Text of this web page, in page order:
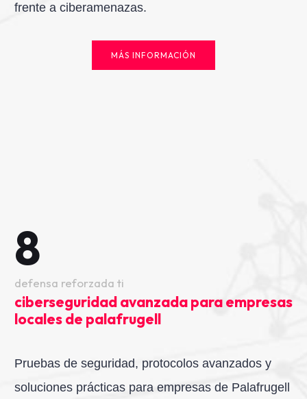
frente a ciberamenazas.
MÁS INFORMACIÓN
8
defensa reforzada ti
ciberseguridad avanzada para empresas
locales de palafrugell
Pruebas de seguridad, protocolos avanzados y
soluciones prácticas para empresas de Palafrugell